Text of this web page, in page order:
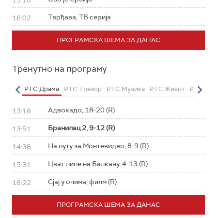
16:02 Тврђава, ТВ серија
ПРОГРАМСКА ШЕМА ЗА ДАНАС
Тренутно на програму
РТС Драма РТС Трезор РТС Музика РТС Живот РТС
13:18 Адвокадо, 18-20 (R)
13:51 Бранилац 2, 9-12 (R)
14:38 На путу за Монтевидео, 8-9 (R)
15:31 Цват липе на Балкану, 4-13 (R)
16:22 Сјај у очима, филм (R)
ПРОГРАМСКА ШЕМА ЗА ДАНАС